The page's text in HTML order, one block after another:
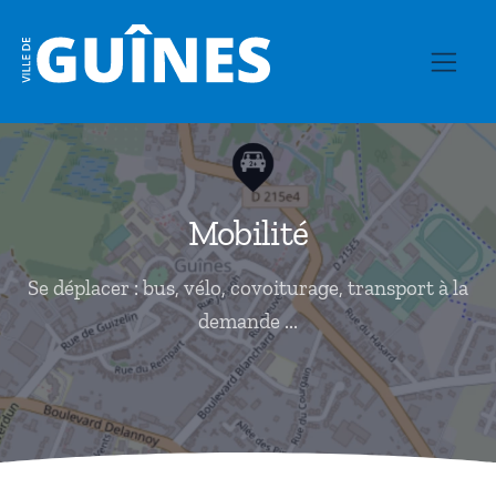
Mobilité
Se déplacer : bus, vélo, covoiturage, transport à la
demande ...